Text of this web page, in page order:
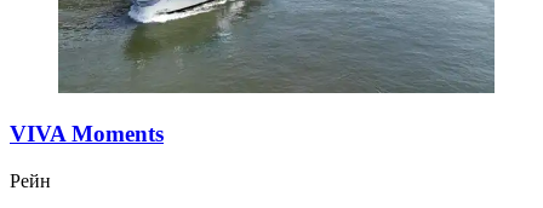
VIVA Moments
Рейн